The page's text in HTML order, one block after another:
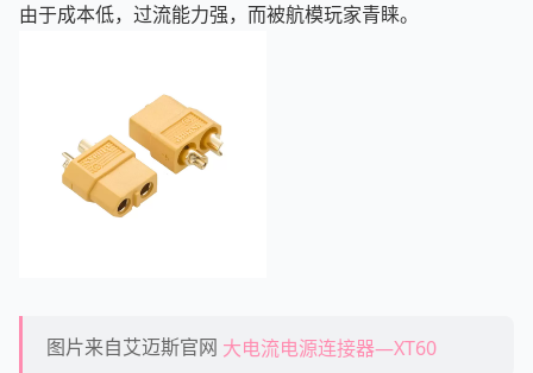
由于成本低，过流能力强，而被航模玩家青睐。
图片来自艾迈斯官网 大电流电源连接器—XT60